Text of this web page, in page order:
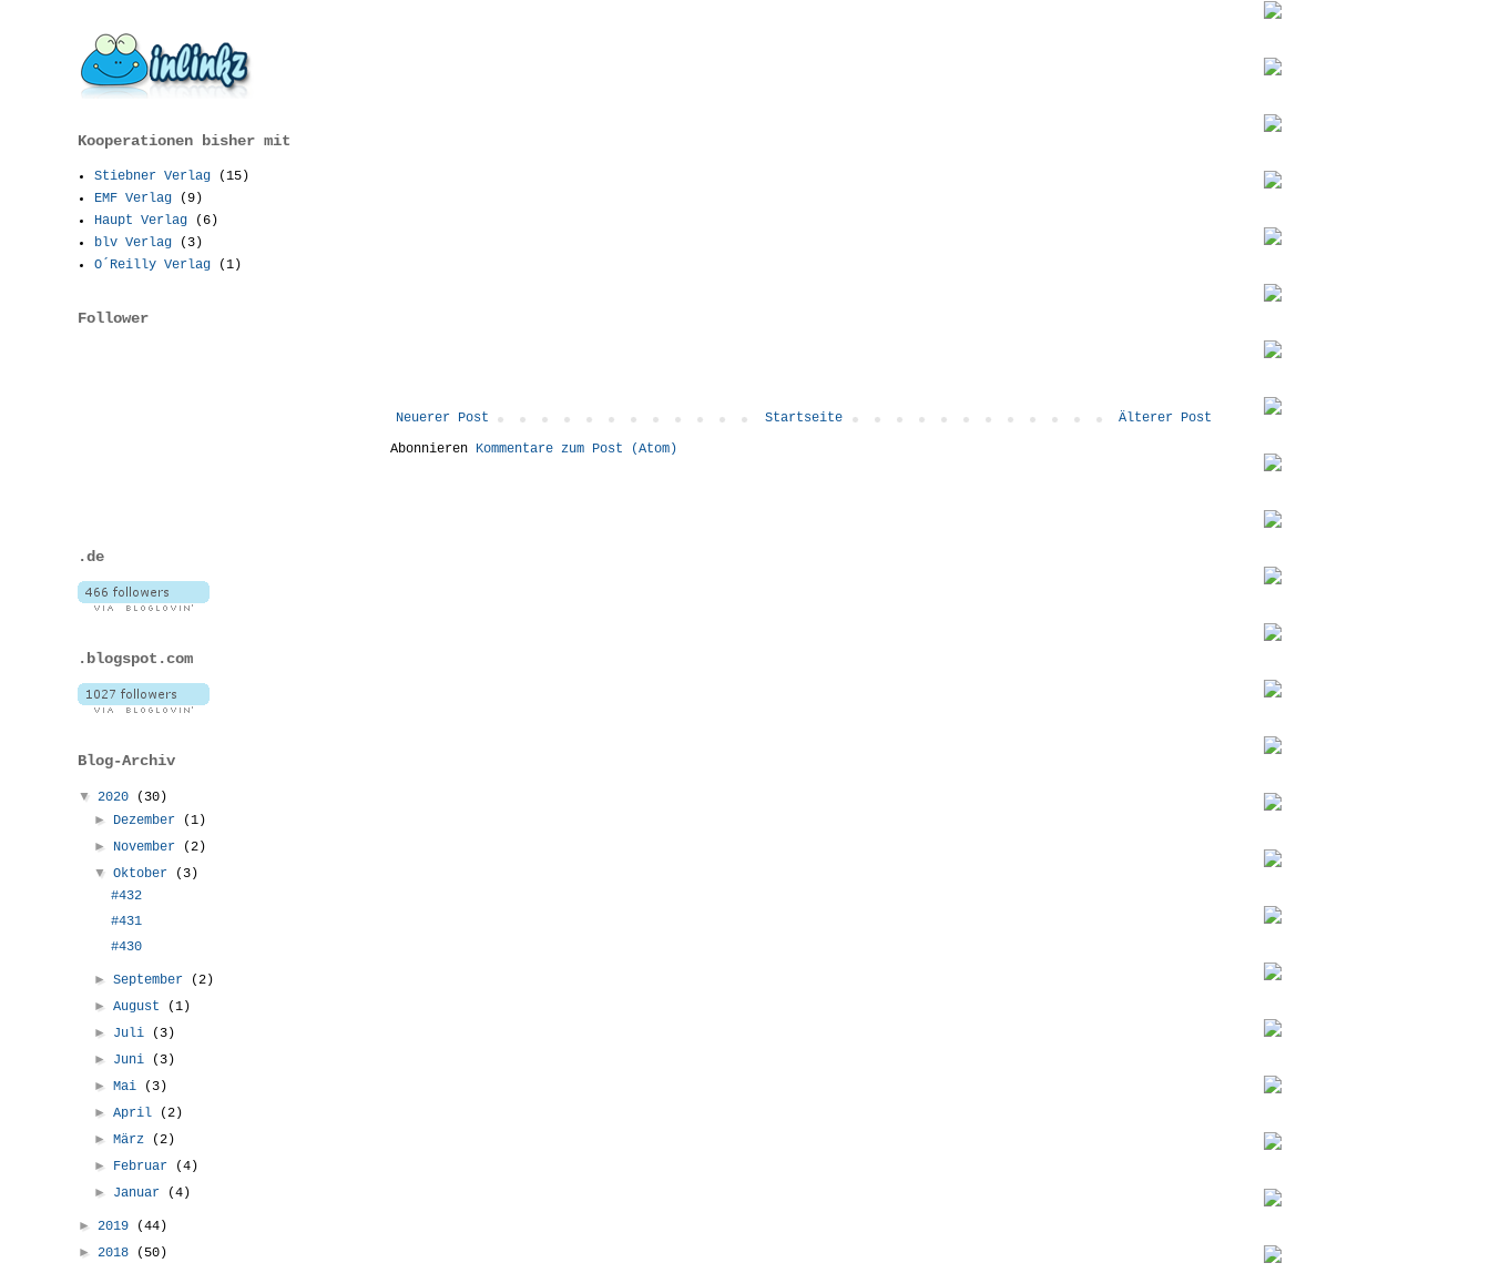
Neuerer Post Älterer Post
Startseite
Abonnieren Kommentare zum Post (Atom)
Kooperationen bisher mit
Stiebner Verlag
(15)
EMF Verlag
(9)
Haupt Verlag
(6)
blv Verlag
(3)
O´Reilly Verlag
(1)
Follower
.de
.blogspot.com
Blog-Archiv
▼ 2020
(30)
► Dezember
(1)
► November
(2)
▼Oktober
(3)
#432
#431
#430
►September
(2)
►August
(1)
► Juli
(3)
► Juni
(3)
►Mai
(3)
►April
(2)
►März
(2)
► Februar
(4)
► Januar (4)
► 2019
(44)
► 2018
(50)